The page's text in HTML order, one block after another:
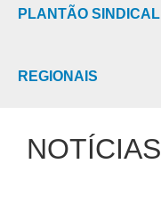
PLANTÃO SINDICAL
REGIONAIS
NOTÍCIAS